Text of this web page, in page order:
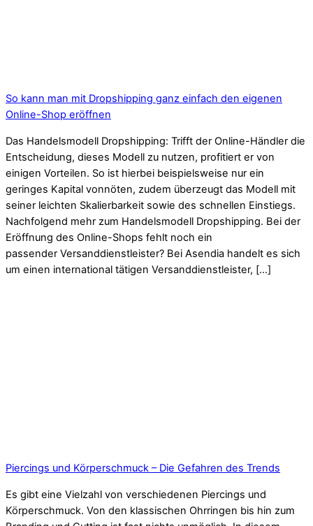
So kann man mit Dropshipping ganz einfach den eigenen
Online-Shop eröffnen
Das Handelsmodell Dropshipping: Trifft der Online-Händler die
Entscheidung, dieses Modell zu nutzen, profitiert er von
einigen Vorteilen. So ist hierbei beispielsweise nur ein
geringes Kapital vonnöten, zudem überzeugt das Modell mit
seiner leichten Skalierbarkeit sowie des schnellen Einstiegs.
Nachfolgend mehr zum Handelsmodell Dropshipping. Bei der
Eröffnung des Online-Shops fehlt noch ein
passender Versanddienstleister? Bei Asendia handelt es sich
um einen international tätigen Versanddienstleister, […]
Piercings und Körperschmuck – Die Gefahren des Trends
Es gibt eine Vielzahl von verschiedenen Piercings und
Körperschmuck. Von den klassischen Ohrringen bis hin zum